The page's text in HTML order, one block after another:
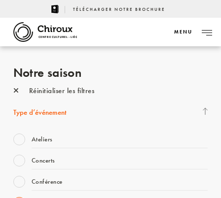
TÉLÉCHARGER NOTRE BROCHURE
CENTRE CULTUREL - LIÈGE
MENU
Notre saison
Réinitialiser les filtres
Type d’événement
Ateliers
Concerts
Conférence